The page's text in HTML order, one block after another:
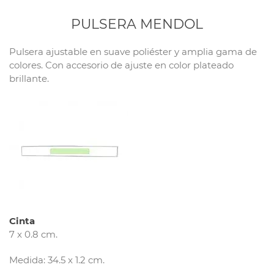
PULSERA MENDOL
Pulsera ajustable en suave poliéster y amplia gama de
colores. Con accesorio de ajuste en color plateado
brillante.
Cinta
7 x 0.8 cm.
Medida: 34.5 x 1.2 cm.